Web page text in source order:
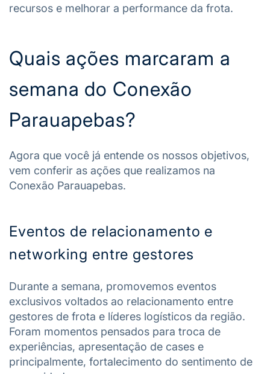
recursos e melhorar a performance da frota.
Quais ações marcaram a
semana do Conexão
Parauapebas?
Agora que você já entende os nossos objetivos,
vem conferir as ações que realizamos na
Conexão Parauapebas.
Eventos de relacionamento e
networking entre gestores
Durante a semana, promovemos eventos
exclusivos voltados ao relacionamento entre
gestores de frota e líderes logísticos da região.
Foram momentos pensados para troca de
experiências, apresentação de cases e
principalmente, fortalecimento do sentimento de